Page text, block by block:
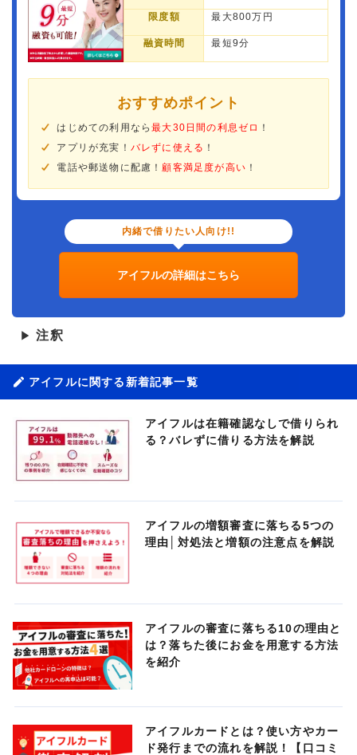
限度額 最大800万円
融資時間 最短9分
おすすめポイント
はじめての利用なら最大30日間の利息ゼロ ！
アプリが充実！ バレずに使える ！
電話や郵送物に配慮！ 顧客満足度が高い ！
内緒で借りたい人向け!!
アイフルの詳細はこちら
▶ 注釈
アイフルに関する新着記事一覧
アイフルは在籍確認なしで借りられ
る？バレずに借りる方法を解説
アイフルの増額審査に落ちる5つの
理由│対処法と増額の注意点を解説
アイフルの審査に落ちる10の理由と
は？落ちた後にお金を用意する方法
を紹介
アイフルカードとは？使い方やカー
ド発行までの流れを解説！【口コミ